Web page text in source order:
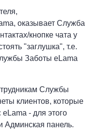
оказывает Служба
кнопке чата у
"заглушка", т.е.
Заботы eLama
Службы
клиентов, которые
- для этого
Админская панель.